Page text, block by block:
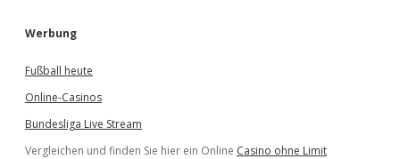
Werbung
Fußball heute
Online-Casinos
Bundesliga Live Stream
Vergleichen und finden Sie hier ein Online Casino ohne Limit